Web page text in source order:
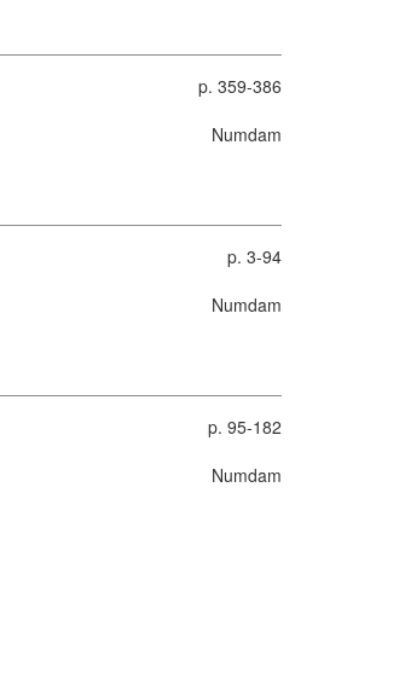
p. 359-386
Numdam
p. 3-94
Numdam
p. 95-182
Numdam